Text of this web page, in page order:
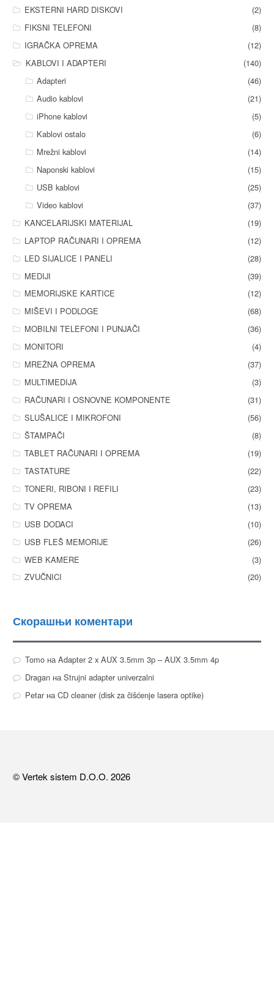
EKSTERNI HARD DISKOVI
(2)
FIKSNI TELEFONI
(8)
IGRAČKA OPREMA
(12)
KABLOVI I ADAPTERI
(140)
Adapteri
(46)
Audio kablovi
(21)
iPhone kablovi
(5)
Kablovi ostalo
(6)
Mrežni kablovi
(14)
Naponski kablovi
(15)
USB kablovi
(25)
Video kablovi
(37)
KANCELARIJSKI MATERIJAL
(19)
LAPTOP RAČUNARI I OPREMA
(12)
LED SIJALICE I PANELI
(28)
MEDIJI
(39)
MEMORIJSKE KARTICE
(12)
MIŠEVI I PODLOGE
(68)
MOBILNI TELEFONI I PUNJAČI
(36)
MONITORI
(4)
MREŽNA OPREMA
(37)
MULTIMEDIJA
(3)
RAČUNARI I OSNOVNE KOMPONENTE
(31)
SLUŠALICE I MIKROFONI
(56)
ŠTAMPAČI
(8)
TABLET RAČUNARI I OPREMA
(19)
TASTATURE
(22)
TONERI, RIBONI I REFILI
(23)
TV OPREMA
(13)
USB DODACI
(10)
USB FLEŠ MEMORIJE
(26)
WEB KAMERE
(3)
ZVUČNICI
(20)
Скорашњи коментари
Tomoна Adapter 2 x AUX 3.5mm 3p – AUX 3.5mm 4p
Draganна Strujni adapter univerzalni
Petarна CD cleaner (disk za čišćenje lasera optike)
© Vertek sistem D.O.O. 2026